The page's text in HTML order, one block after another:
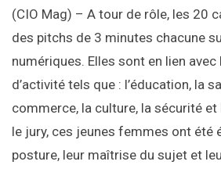
(CIO Mag) – A tour de rôle, les 20
des pitchs de 3 minutes chacune
numériques. Elles sont en lien
d’activité tels que : l’éducation, la
commerce, la culture, la sécurité
le jury, ces jeunes femmes ont été
posture, leur maîtrise du sujet et